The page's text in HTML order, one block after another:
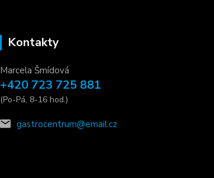
Kontakty
Marcela Šmídová
+420 723 725 881
(Po-Pá, 8-16 hod.)
gastrocentrum@email.cz